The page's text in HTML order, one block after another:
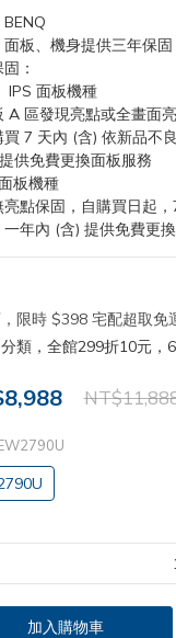
面板、機身提供三年保固
：
IPS 面板機種
A 區發現亮點或全畫面
買 7 天內 (含) 依新品不
供免費更換面板服務
板機種
亮點保固，自購買日起
一年內 (含) 提供免費更
限時 $398 宅配超取免
類，全館299折10元，
加入購物車